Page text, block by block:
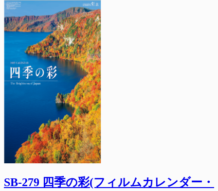
SB-279 四季の彩(フィルムカレンダー・